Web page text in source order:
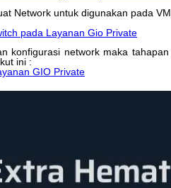
Network untuk digunakan pada VM
pada Layanan Gio Private
konfigurasi network maka tahapan
ini :
GIO Private